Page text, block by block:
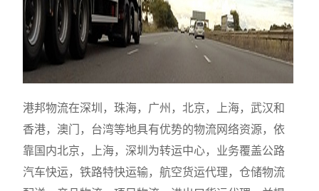
港邦物流在深圳，珠海，广州，北京，上海，武汉和
香港，澳门，台湾等地具有优势的物流网络资源，依
靠国内北京，上海，深圳为转运中心，业务覆盖公路
汽车快运，铁路特快运输，航空货运代理，仓储物流